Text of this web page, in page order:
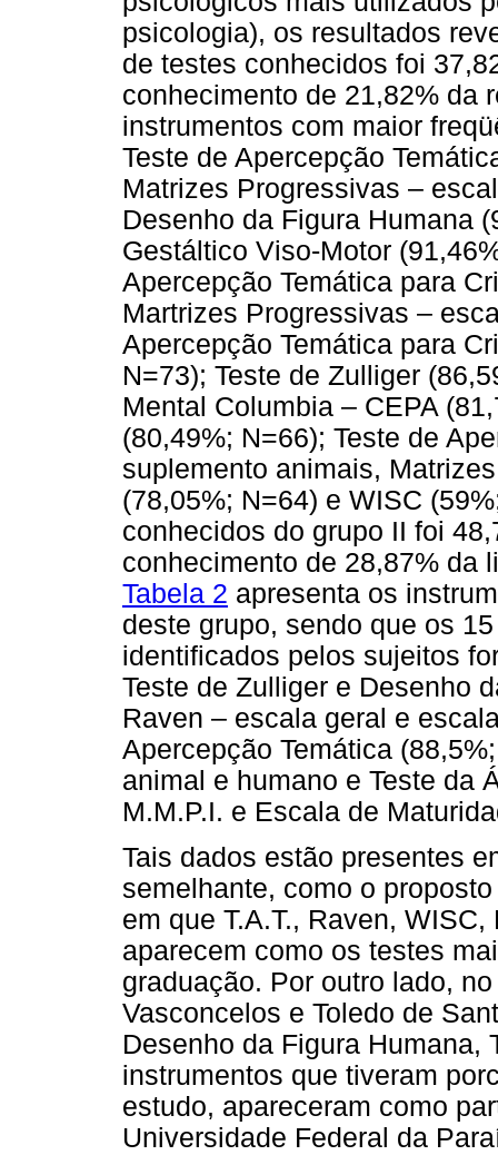
psicologia), os resultados
de testes conhecidos foi
conhecimento de 21,82% da
instrumentos com maior
Teste de Apercepção
Matrizes Progressivas –
Desenho da Figura Humana
Gestáltico Viso-Motor
Apercepção Temática para
Martrizes Progressivas –
Apercepção Temática para
N=73); Teste de Zulliger
Mental Columbia – CEPA
(80,49%; N=66); Teste de
suplemento animais,
(78,05%; N=64) e WISC
conhecidos do grupo II foi
conhecimento de 28,87% da
Tabela 2 apresenta os
deste grupo, sendo que os
identificados pelos sujeitos
Teste de Zulliger e Desenho
Raven – escala geral e
Apercepção Temática
animal e humano e Teste da
M.M.P.I. e Escala de
Tais dados estão presentes
semelhante, como o
em que T.A.T., Raven,
aparecem como os testes
graduação. Por outro lado,
Vasconcelos e Toledo de
Desenho da Figura Humana,
instrumentos que tiveram
estudo, apareceram como
Universidade Federal da